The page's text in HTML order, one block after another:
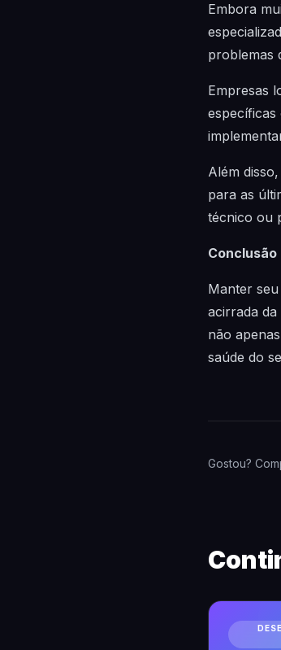
Embora
problemas
Empresas
específicas
Além
para as
técnico ou
Conclusão
Manter
acirrada
não
saúde do
Gostou?